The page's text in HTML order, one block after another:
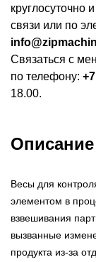
круглосуточно
связи или по
Связаться с
по телефону:
18.00.
Описание
Весы для
элементом в
взвешивания
вызванные
продукта из-за